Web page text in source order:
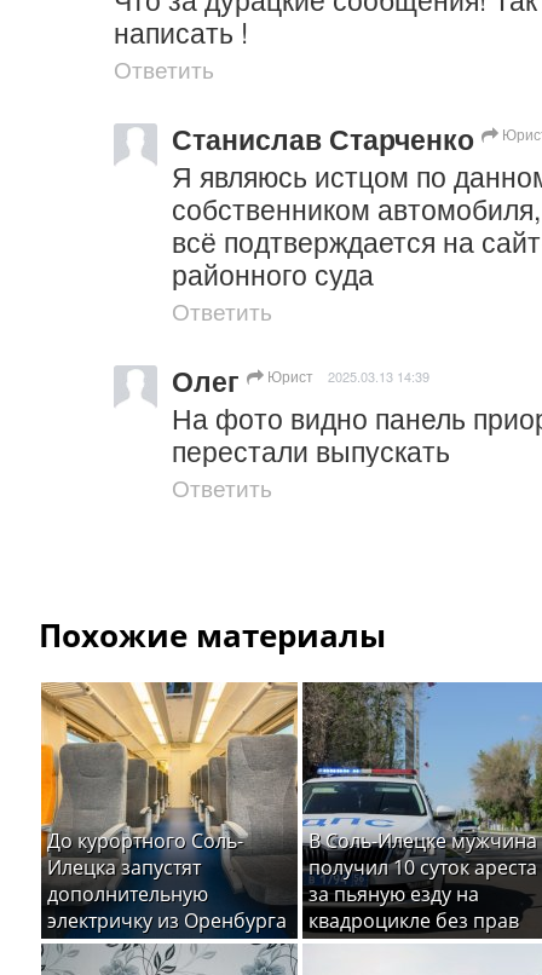
написать !
Ответить
Станислав Старченко
Я являюсь истцом по
собственником
всё подтверждается на
районного суда
Ответить
Олег Юрист 2025.03.13 14:39
На фото видно панель
перестали выпускать
Ответить
Похожие материалы
До курортного Соль-
Илецка запустят
дополнительную
электричку из Оренбурга
В Соль-Илецке мужчина
получил 10 суток ареста
за пьяную езду на
квадроцикле без прав